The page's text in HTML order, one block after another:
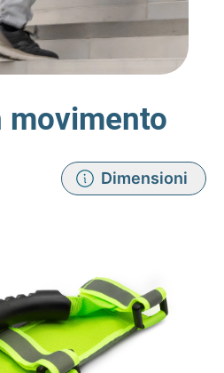
movimento
Dimensioni